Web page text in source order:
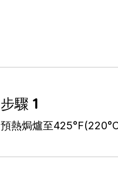
步驟 1
預熱焗爐至